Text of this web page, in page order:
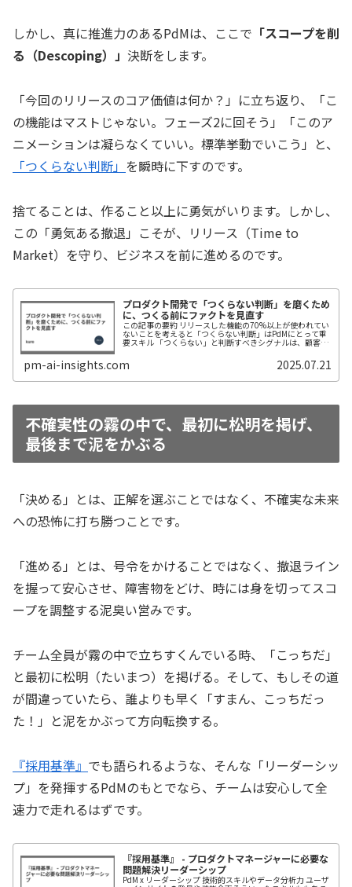
しかし、真に推進力のあるPdMは、ここで 「スコープを削
る（Descoping）」 決断をします。
「今回のリリースのコア価値は何か？」に立ち返り、「こ
の機能はマストじゃない。フェーズ2に回そう」「このア
ニメーションは凝らなくていい。標準挙動でいこう」と、
「つくらない判断」 を瞬時に下すのです。
捨てることは、作ること以上に勇気がいります。しかし、
この「勇気ある撤退」こそが、リリース（Time to
Market）を守り、ビジネスを前に進めるのです。
プロダクト開発で「つくらない判断」を磨くため
に、つくる前にファクトを見直す
この記事の要約 リリースした機能の70%以上が使われてい
ないことを考えると「つくらない判断」はPdMにとって重
要スキル 「つくらない」と判断すべきシグナルは、顧客フ
pm-ai-insights.com 2025.07.21
不確実性の霧の中で、最初に松明を掲げ、
最後まで泥をかぶる
「決める」とは、正解を選ぶことではなく、不確実な未来
への恐怖に打ち勝つことです。
「進める」とは、号令をかけることではなく、撤退ライン
を握って安心させ、障害物をどけ、時には身を切ってスコ
ープを調整する泥臭い営みです。
チーム全員が霧の中で立ちすくんでいる時、「こっちだ」
と最初に松明（たいまつ）を掲げる。そして、もしその道
が間違っていたら、誰よりも早く「すまん、こっちだっ
た！」と泥をかぶって方向転換する。
『採用基準』 でも語られるような、そんな「リーダーシッ
プ」を発揮するPdMのもとでなら、チームは安心して全
速力で走れるはずです。
『採用基準』 - プロダクトマネージャーに必要な
問題解決リーダーシップ
PdM x リーダーシップ 技術的スキルやデータ分析力 ユーザ